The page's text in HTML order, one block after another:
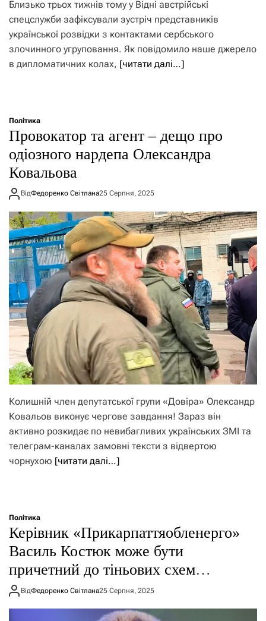
Близько трьох тижнів тому у Відні австрійські
спецслужби зафіксували зустріч представників
української розвідки з контактами сербського
злочинного угруповання. Як повідомило наше джерело
в дипломатичних колах, [читати далі…]
Політика
Провокатор та агент – дещо про
одіозного нардепа Олександра
Ковальова
ВідФедоренко Світлана25 Серпня, 2025
Колишній член депутатської групи «Довіра» Олександр
Ковальов виконує чергове завдання! Зараз він
активно розкидає по невибагливих українських ЗМІ та
телеграм-каналах замовні тексти з відвертою
чорнухою [читати далі…]
Політика
Керівник «Прикарпаттяобленерго»
Василь Костюк може бути
причетний до тіньових схем
відмивання коштів
ВідФедоренко Світлана25 Серпня, 2025